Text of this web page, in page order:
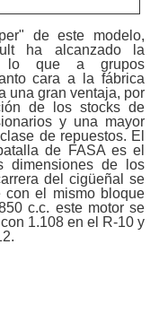
de este modelo,
ha alcanzado la
lo que a grupos
cara a la fábrica
una gran ventaja, por
de los stocks de
y una mayor
de repuestos. El
de FASA es el
dimensiones de los
del cigüeñal se
con el mismo bloque
c.c. este motor se
1.108 en el R-10 y